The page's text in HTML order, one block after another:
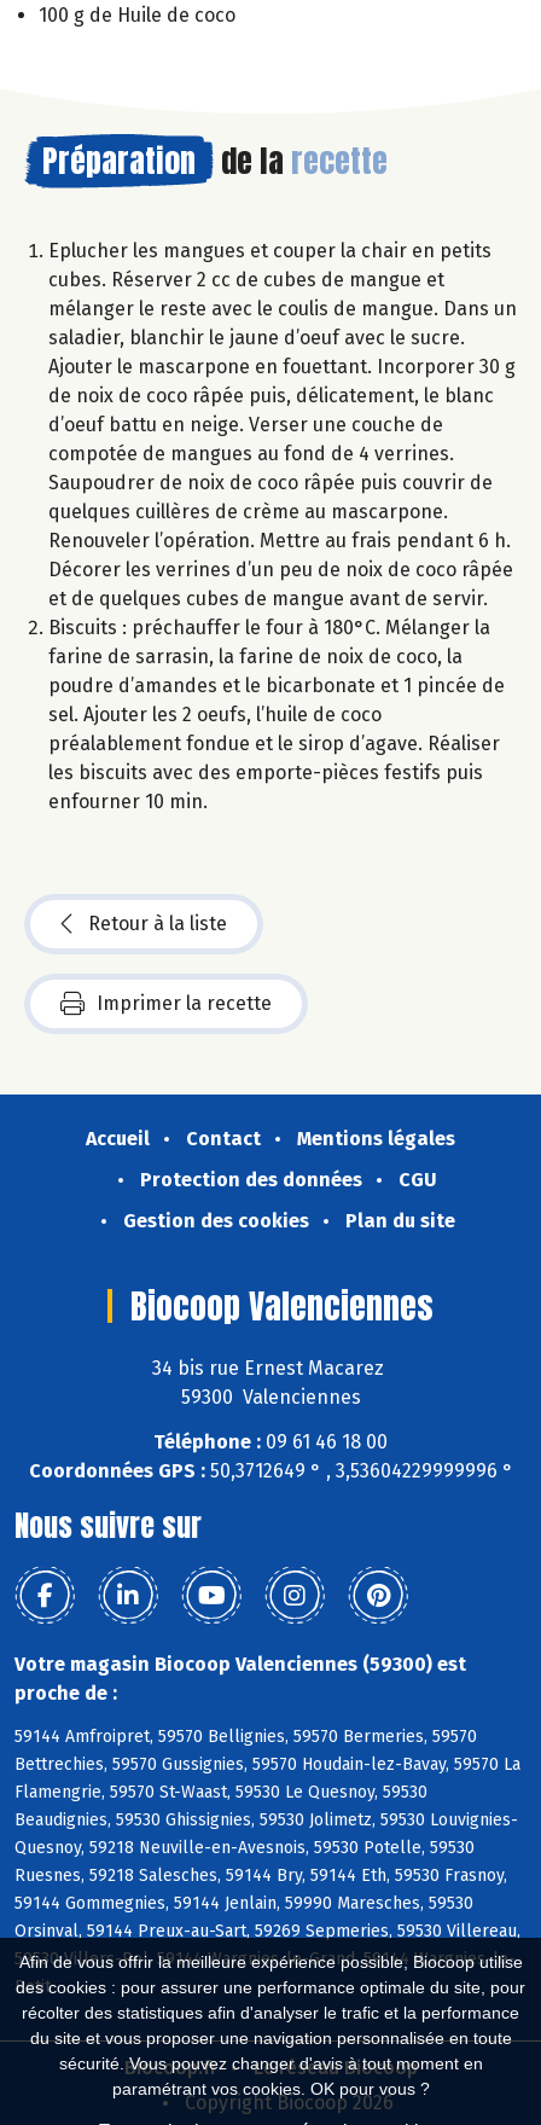
Afin de vous offrir la meilleure expérience possible, Biocoop utilise
des cookies : pour assurer une performance optimale du site, pour
récolter des statistiques afin d'analyser le trafic et la performance
du site et vous proposer une navigation personnalisée en toute
sécurité. Vous pouvez changer d'avis à tout moment en
paramétrant vos cookies. OK pour vous ?
100 g de Huile de coco
Préparation de la recette
Eplucher les mangues et couper la chair en petits
cubes. Réserver 2 cc de cubes de mangue et
mélanger le reste avec le coulis de mangue. Dans un
saladier, blanchir le jaune d’oeuf avec le sucre.
Ajouter le mascarpone en fouettant. Incorporer 30 g
de noix de coco râpée puis, délicatement, le blanc
d’oeuf battu en neige. Verser une couche de
compotée de mangues au fond de 4 verrines.
Saupoudrer de noix de coco râpée puis couvrir de
quelques cuillères de crème au mascarpone.
Renouveler l’opération. Mettre au frais pendant 6 h.
Décorer les verrines d’un peu de noix de coco râpée
et de quelques cubes de mangue avant de servir.
Biscuits : préchauffer le four à 180°C. Mélanger la
farine de sarrasin, la farine de noix de coco, la
poudre d’amandes et le bicarbonate et 1 pincée de
sel. Ajouter les 2 oeufs, l’huile de coco
préalablement fondue et le sirop d’agave. Réaliser
les biscuits avec des emporte-pièces festifs puis
enfourner 10 min.
Retour à la liste
Imprimer la recette
Accueil Contact
Mentions légales
Protection des données
CGU
Gestion des cookies
Plan du site
Biocoop Valenciennes
34 bis rue Ernest Macarez
59300 Valenciennes
Téléphone : 09 61 46 18 00
Coordonnées GPS :50,3712649 ° , 3,53604229999996 °
Nous suivre sur
Votre magasin Biocoop Valenciennes (59300) est
proche de :
59144 Amfroipret, 59570 Bellignies, 59570 Bermeries, 59570
Bettrechies, 59570 Gussignies, 59570 Houdain-lez-Bavay, 59570 La
Flamengrie, 59570 St-Waast, 59530 Le Quesnoy, 59530
Beaudignies, 59530 Ghissignies, 59530 Jolimetz, 59530 Louvignies-
Quesnoy, 59218 Neuville-en-Avesnois, 59530 Potelle, 59530
Ruesnes, 59218 Salesches, 59144 Bry, 59144 Eth, 59530 Frasnoy,
59144 Gommegnies, 59144 Jenlain, 59990 Maresches, 59530
Orsinval, 59144 Preux-au-Sart, 59269 Sepmeries, 59530 Villereau,
59530 Villers-Pol, 59144 Wargnies-le-Grand, 59144 Wargnies-le-
Petit
Biocoop.fr
Le réseau Biocoop
Copyright Biocoop 2026